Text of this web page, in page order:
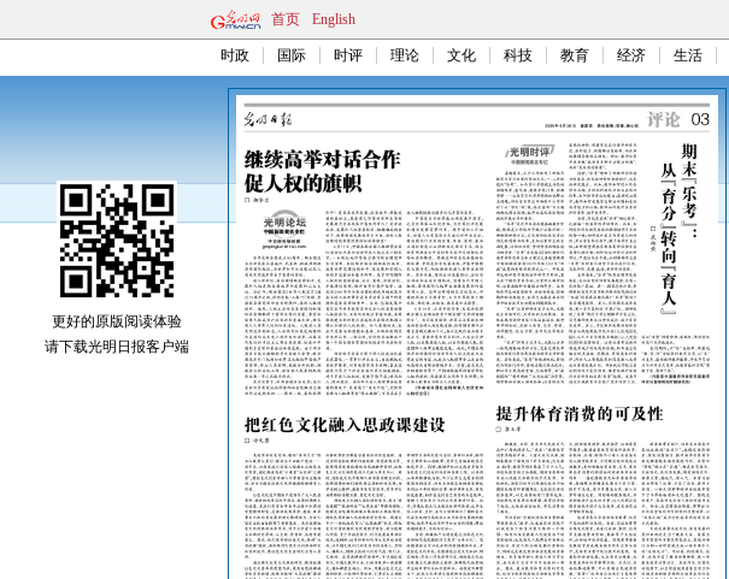
首页 English
时政 国际 时评 理论 文化 科技 教育 经济 生活
更好的原版阅读体验
请下载光明日报客户端